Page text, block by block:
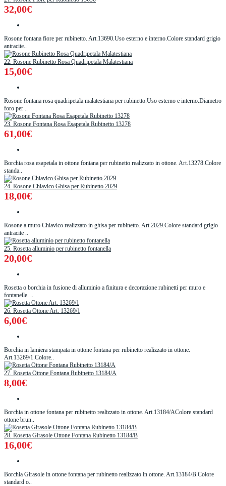
32,00€
Rosone fontana fiore per rubinetto. Art.13690.Uso esterno e interno.Colore standard grigio
antracite..
22. Rosone Rubinetto Rosa Quadripetala Malatestiana
15,00€
Rosone fontana rosa quadripetala malatestiana per rubinetto.Uso esterno e interno.Diametro
foro per ..
23. Rosone Fontana Rosa Esapetala Rubinetto 13278
61,00€
Borchia rosa esapetala in ottone fontana per rubinetto realizzato in ottone. Art.13278.Colore
standa..
24. Rosone Chiavico Ghisa per Rubinetto 2029
18,00€
Rosone a muro Chiavico realizzato in ghisa per rubinetto. Art.2029.Colore standard grigio
antracite ..
25. Rosetta alluminio per rubinetto fontanella
20,00€
Rosetta o borchia in fusione di alluminio a finitura e decorazione rubinetti per muro e
fontanelle. ..
26. Rosetta Ottone Art. 13269/1
6,00€
Borchia in lamiera stampata in ottone fontana per rubinetto realizzato in ottone.
Art.13269/1.Colore..
27. Rosetta Ottone Fontana Rubinetto 13184/A
8,00€
Borchia in ottone fontana per rubinetto realizzato in ottone. Art.13184/AColore standard
ottone brun..
28. Rosetta Girasole Ottone Fontana Rubinetto 13184/B
16,00€
Borchia Girasole in ottone fontana per rubinetto realizzato in ottone. Art.13184/B.Colore
standard o..